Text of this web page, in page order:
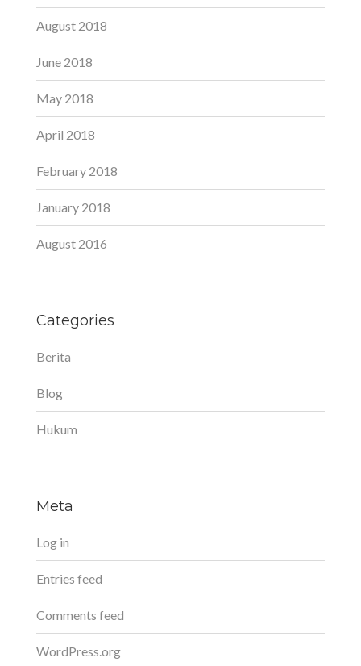
August 2018
June 2018
May 2018
April 2018
February 2018
January 2018
August 2016
Categories
Berita
Blog
Hukum
Meta
Log in
Entries feed
Comments feed
WordPress.org